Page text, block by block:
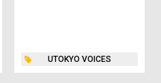
UTOKYO VOICES